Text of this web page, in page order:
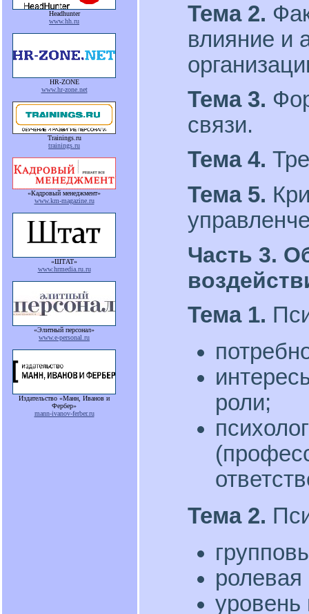
Headhunter
www.hh.ru
HR-ZONE
www.hr-zone.net
Trainings.ru
trainings.ru
«Кадровый менеджмент»
www.km-magazine.ru
«ШТАТ»
www.hrmedia.ru.ru
«Элитный персонал»
www.e-personal.ru
Издательство «Манн, Иванов и
Фербер»
mann-ivanov-ferber.ru
Тема 2.
влияние и
Тема 3.
связи.
Тема 4.
Тема 5.
Часть 3.
Тема 1.
роли;
Тема 2.
ролевая
уровень